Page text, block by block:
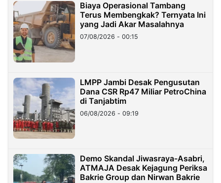
Biaya Operasional Tambang
Terus Membengkak? Ternyata Ini
yang Jadi Akar Masalahnya
07/08/2026 - 00:15
LMPP Jambi Desak Pengusutan
Dana CSR Rp47 Miliar PetroChina
di Tanjabtim
06/08/2026 - 09:19
Demo Skandal Jiwasraya-Asabri,
ATMAJA Desak Kejagung Periksa
Bakrie Group dan Nirwan Bakrie